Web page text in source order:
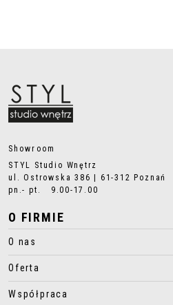
Showroom
STYL Studio Wnętrz
ul. Ostrowska 386 | 61-312 Poznań
pn.- pt. 9.00-17.00
O FIRMIE
O nas
Oferta
Współpraca